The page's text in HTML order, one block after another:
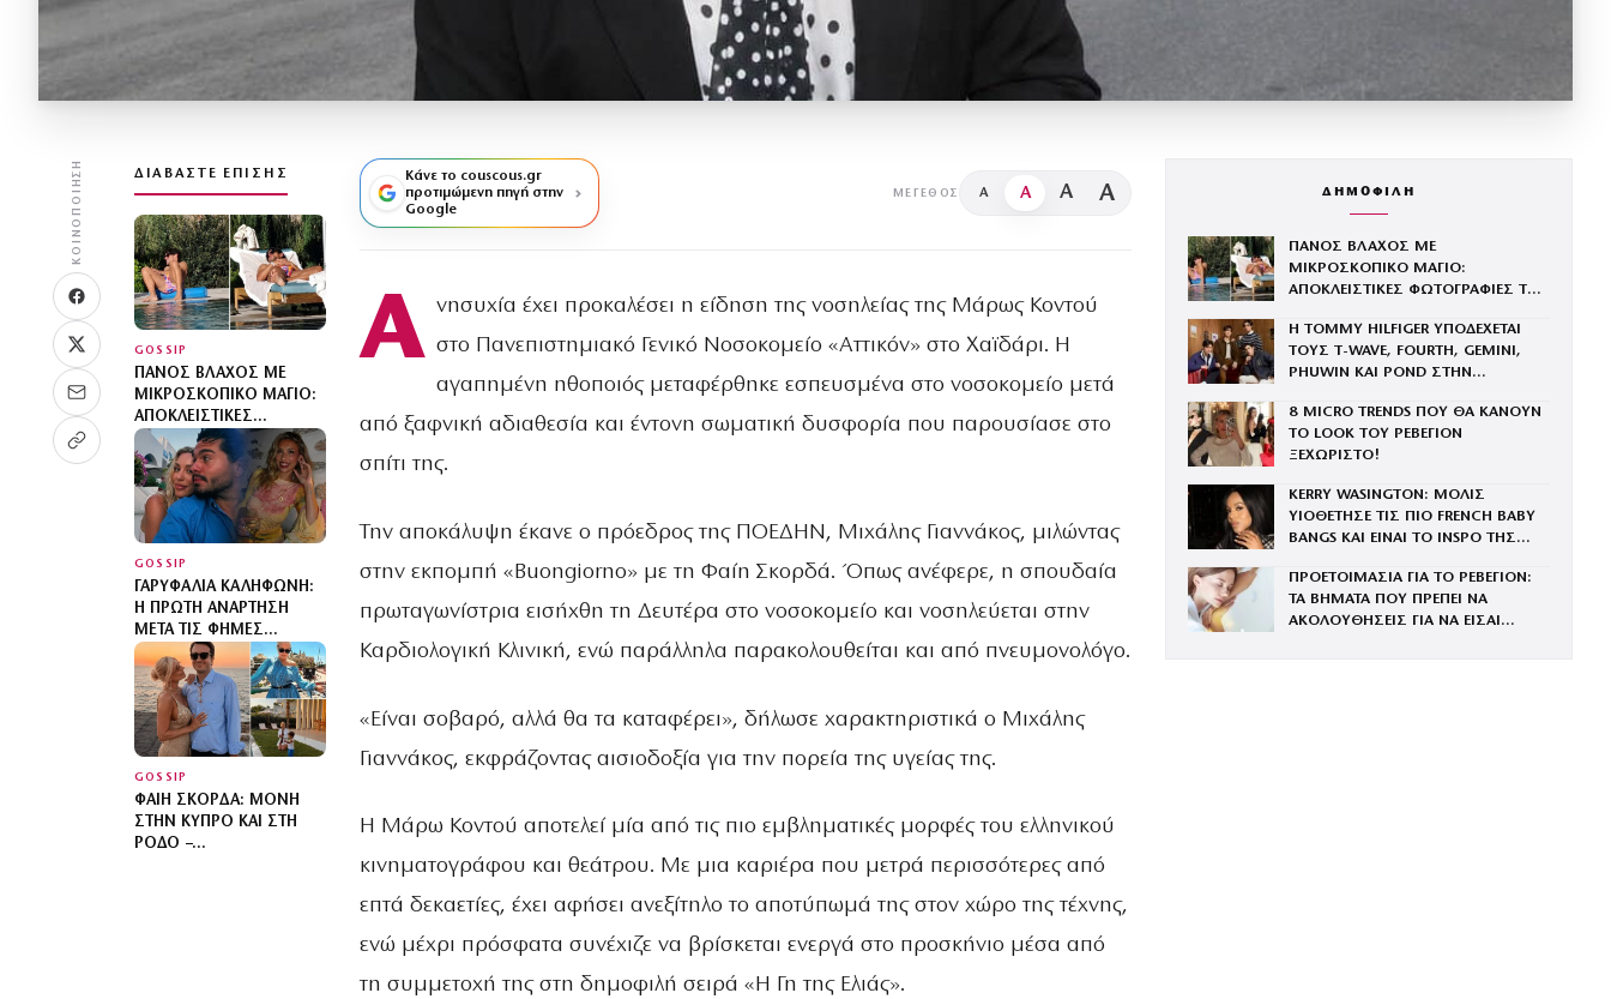
ΚΟΙΝΟΠΟΊΗΣΗ ΔΙΑΒΆΣΤΕ ΕΠΊΣΗΣ
GOSSIP
ΠΆΝΟΣ ΒΛΆΧΟΣ ΜΕ
ΜΙΚΡΟΣΚΟΠΙΚΌ ΜΑΓΙΌ:
ΑΠΟΚΛΕΙΣΤΙΚΈΣ
ΦΩΤΟΓΡΑΦΊΕΣ ΤΟΥ
ΤΈΛΕΙΟΥ ΚΟΡΜΙΟΎ ΤΟΥ
GOSSIP
ΓΑΡΥΦΑΛΙΆ ΚΑΛΗΦΏΝΗ:
Η ΠΡΏΤΗ ΑΝΆΡΤΗΣΗ
ΜΕΤΆ ΤΙΣ ΦΉΜΕΣ
ΧΩΡΙΣΜΟΎ – ΜΕ ΠΟΙΟΝ
ΠΈΡΑΣΕ ΤΟ ΤΕΛΕΥΤΑΊΟ
ΒΡΆΔΥ ΤΩΝ ΔΙΑΚΟΠΏΝ
ΤΗΣ;
GOSSIP
ΦΑΊΗ ΣΚΟΡΔΆ: ΜΌΝΗ
ΣΤΗΝ ΚΎΠΡΟ ΚΑΙ ΣΤΗ
ΡΌΔΟ –
Κάνε το couscous.gr
προτιμώμενη πηγή στην
Google
ΜΈΓΕΘΟΣ A A A A
Α νησυχία έχει προκαλέσει η είδηση της νοσηλείας της Μάρως Κοντού
στο Πανεπιστημιακό Γενικό Νοσοκομείο «Αττικόν» στο Χαϊδάρι. Η
αγαπημένη ηθοποιός μεταφέρθηκε εσπευσμένα στο νοσοκομείο μετά
από ξαφνική αδιαθεσία και έντονη σωματική δυσφορία που παρουσίασε στο
σπίτι της.
Την αποκάλυψη έκανε ο πρόεδρος της ΠΟΕΔΗΝ, Μιχάλης Γιαννάκος, μιλώντας
στην εκπομπή «Buongiorno» με τη Φαίη Σκορδά. Όπως ανέφερε, η σπουδαία
πρωταγωνίστρια εισήχθη τη Δευτέρα στο νοσοκομείο και νοσηλεύεται στην
Καρδιολογική Κλινική, ενώ παράλληλα παρακολουθείται και από πνευμονολόγο.
«Είναι σοβαρό, αλλά θα τα καταφέρει», δήλωσε χαρακτηριστικά ο Μιχάλης
Γιαννάκος, εκφράζοντας αισιοδοξία για την πορεία της υγείας της.
Η Μάρω Κοντού αποτελεί μία από τις πιο εμβληματικές μορφές του ελληνικού
κινηματογράφου και θεάτρου. Με μια καριέρα που μετρά περισσότερες από
επτά δεκαετίες, έχει αφήσει ανεξίτηλο το αποτύπωμά της στον χώρο της τέχνης,
ενώ μέχρι πρόσφατα συνέχιζε να βρίσκεται ενεργά στο προσκήνιο μέσα από
τη συμμετοχή της στη δημοφιλή σειρά «Η Γη της Ελιάς».
ΔΗΜΟΦΙΛΗ
ΠΑΝΟΣ ΒΛΑΧΟΣ ΜΕ
ΜΙΚΡΟΣΚΟΠΙΚΟ ΜΑΓΙΟ:
ΑΠΟΚΛΕΙΣΤΙΚΕΣ ΦΩΤΟΓΡΑΦΙΕΣ ΤΟΥ
Η TOMMY HILFIGER ΥΠΟΔΕΧΕΤΑΙ
ΤΟΥΣ Τ-WAVE, FOURTH, GEMINI,
PHUWIN ΚΑΙ POND ΣΤΗΝ
8 MICRO TRENDS ΠΟΥ ΘΑ ΚΑΝΟΥΝ
ΤΟ LOOK ΤΟΥ ΡΕΒΕΓΙΟΝ
ΞΕΧΩΡΙΣΤΟ!
KERRY WASINGTON: ΜΟΛΙΣ
ΥΙΟΘΕΤΗΣΕ ΤΙΣ ΠΙΟ FRENCH BABY
BANGS ΚΑΙ ΕΙΝΑΙ ΤΟ INSPO ΤΗΣ
ΠΡΟΕΤΟΙΜΑΣΙΑ ΓΙΑ ΤΟ ΡΕΒΕΓΙΟΝ:
ΤΑ ΒΗΜΑΤΑ ΠΟΥ ΠΡΕΠΕΙ ΝΑ
ΑΚΟΛΟΥΘΗΣΕΙΣ ΓΙΑ ΝΑ ΕΙΣΑΙ